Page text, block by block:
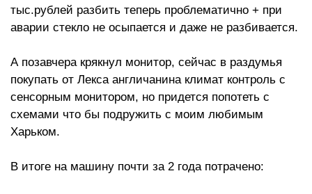
тыс.рублей разбить теперь проблематично + при
аварии стекло не осыпается и даже не разбивается.
А позавчера крякнул монитор, сейчас в раздумья
покупать от Лекса англичанина климат контроль с
сенсорным монитором, но придется попотеть с
схемами что бы подружить с моим любимым
Харьком.
В итоге на машину почти за 2 года потрачено: